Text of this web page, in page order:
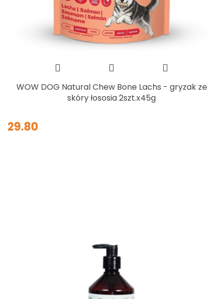
WOW DOG Natural Chew Bone Lachs - gryzak ze
skóry łososia 2szt.x45g
29.80